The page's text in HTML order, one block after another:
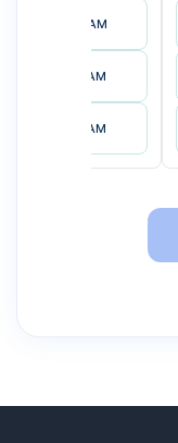
10:30 AM
11:00 AM
11:30 AM